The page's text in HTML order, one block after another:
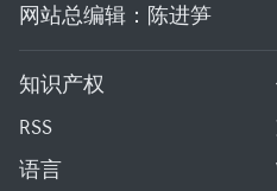
网站总编辑：陈进笋
知识产权
RSS
语言